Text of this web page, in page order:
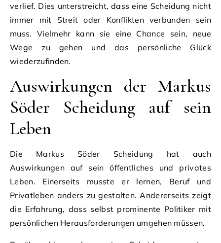
verlief. Dies unterstreicht, dass eine Scheidung nicht
immer mit Streit oder Konflikten verbunden sein
muss. Vielmehr kann sie eine Chance sein, neue
Wege zu gehen und das persönliche Glück
wiederzufinden.
Auswirkungen der Markus
Söder Scheidung auf sein
Leben
Die Markus Söder Scheidung hat auch
Auswirkungen auf sein öffentliches und privates
Leben. Einerseits musste er lernen, Beruf und
Privatleben anders zu gestalten. Andererseits zeigt
die Erfahrung, dass selbst prominente Politiker mit
persönlichen Herausforderungen umgehen müssen.